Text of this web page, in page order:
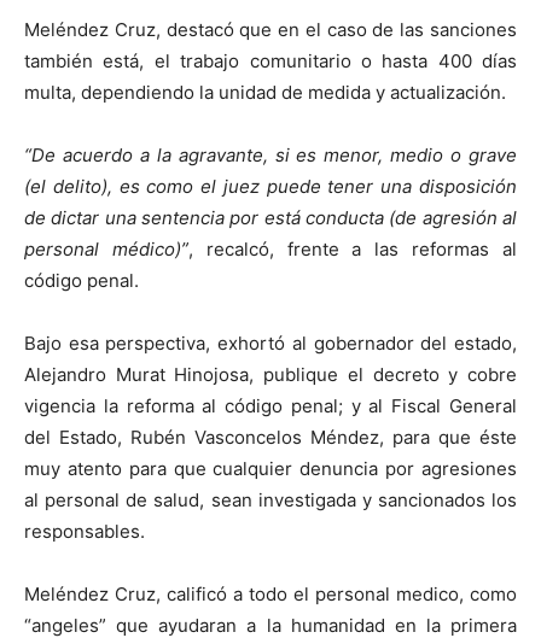
Meléndez Cruz, destacó que en el caso de las sanciones
también está, el trabajo comunitario o hasta 400 días
multa, dependiendo la unidad de medida y actualización.
“De acuerdo a la agravante, si es menor, medio o grave
(el delito), es como el juez puede tener una disposición
de dictar una sentencia por está conducta (de agresión al
personal médico)”, recalcó, frente a las reformas al
código penal.
Bajo esa perspectiva, exhortó al gobernador del estado,
Alejandro Murat Hinojosa, publique el decreto y cobre
vigencia la reforma al código penal; y al Fiscal General
del Estado, Rubén Vasconcelos Méndez, para que éste
muy atento para que cualquier denuncia por agresiones
al personal de salud, sean investigada y sancionados los
responsables.
Meléndez Cruz, calificó a todo el personal medico, como
“angeles” que ayudaran a la humanidad en la primera